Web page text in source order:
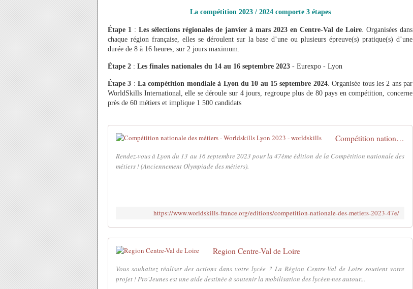
La compétition 2023 / 2024 comporte 3 étapes
Étape 1 : Les sélections régionales de janvier à mars 2023 en Centre-Val de Loire . Organisées dans
chaque région française, elles se déroulent sur la base d’une ou plusieurs épreuve(s) pratique(s) d’une
durée de 8 à 16 heures, sur 2 jours maximum.
Étape 2 : Les finales nationales du 14 au 16 septembre 2023 - Eurexpo - Lyon
Étape 3 :La compétition mondiale à Lyon du 10 au 15 septembre 2024. Organisée tous les 2 ans par
WorldSkills International, elle se déroule sur 4 jours, regroupe plus de 80 pays en compétition, concerne
près de 60 métiers et implique 1 500 candidats
Compétition nationale des métiers - Worldskills Lyon 2023 - worldskills
Rendez-vous à Lyon du 13 au 16 septembre 2023 pour la 47ème édition de la Compétition nationale des
métiers ! (Anciennement Olympiade des métiers).
https://www.worldskills-france.org/editions/competition-nationale-des-metiers-2023-47e/
Region Centre-Val de Loire
Vous souhaitez réaliser des actions dans votre lycée ? La Région Centre-Val de Loire soutient votre
projet ! Pro'Jeunes est une aide destinée à soutenir la mobilisation des lycéen·nes autour...